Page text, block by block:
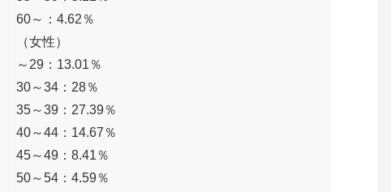
60～：4.62％
（女性）
～29：13.01％
30～34：28％
35～39：27.39％
40～44：14.67％
45～49：8.41％
50～54：4.59％